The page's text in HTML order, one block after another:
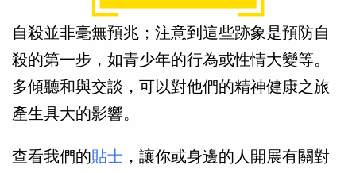
自殺並非毫無預兆；注意到這些跡象是預防自
殺的第一步，如青少年的行為或性情大變等。
多傾聽和與交談，可以對他們的精神健康之旅
產生具大的影響。
查看我們的貼士 ，讓你或身邊的人開展有關對